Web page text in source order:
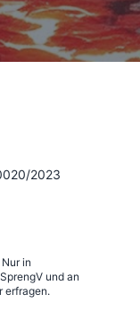
2023
in
und an
erfragen.